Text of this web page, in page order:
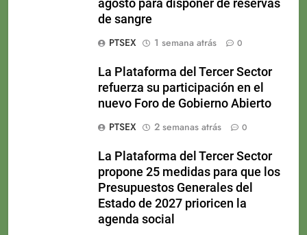
agosto para disponer de reservas
de sangre
PTSEX
1 semana atrás 0
La Plataforma del Tercer Sector
refuerza su participación en el
nuevo Foro de Gobierno Abierto
PTSEX
2 semanas atrás 0
La Plataforma del Tercer Sector
propone 25 medidas para que los
Presupuestos Generales del
Estado de 2027 prioricen la
agenda social